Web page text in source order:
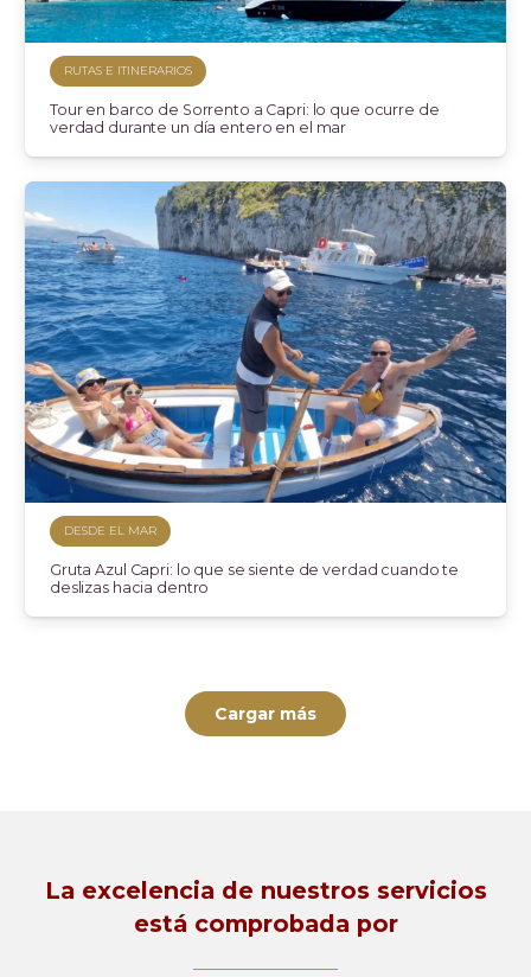
RUTAS E ITINERARIOS
Tour en barco de Sorrento a Capri: lo que ocurre de
verdad durante un día entero en el mar
DESDE EL MAR
Gruta Azul Capri: lo que se siente de verdad cuando te
deslizas hacia dentro
Cargar más
La excelencia de nuestros servicios
está comprobada por